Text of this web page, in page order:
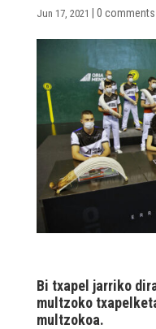
Jun 17, 2021 0 comments
Bi txapel jarriko
multzoko
multzokoa.